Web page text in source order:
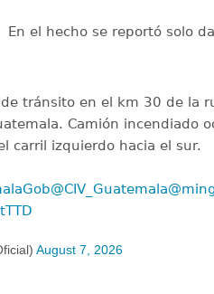
En el hecho se reportó solo
tránsito en el km 30 de la
Camión incendiado
carril izquierdo hacia el sur.
@CIV_Guatemala
August 7, 2026